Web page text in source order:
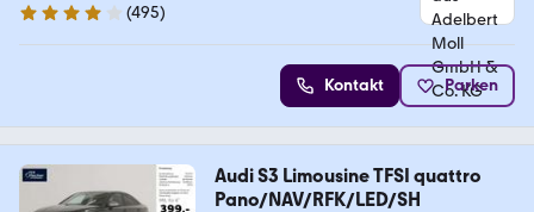
4.1 Sterne
(495)
Kontakt Parken
Audi S3 Limousine TFSI quattro
Pano/NAV/RFK/LED/SH